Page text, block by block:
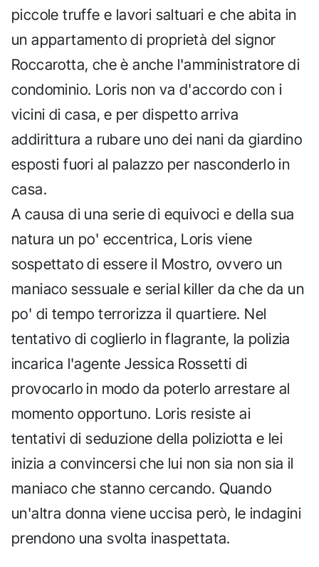
piccole truffe e lavori saltuari e che abita in
un appartamento di proprietà del signor
Roccarotta, che è anche l'amministratore di
condominio. Loris non va d'accordo con i
vicini di casa, e per dispetto arriva
addirittura a rubare uno dei nani da giardino
esposti fuori al palazzo per nasconderlo in
casa.
A causa di una serie di equivoci e della sua
natura un po' eccentrica, Loris viene
sospettato di essere il Mostro, ovvero un
maniaco sessuale e serial killer da che da un
po' di tempo terrorizza il quartiere. Nel
tentativo di coglierlo in flagrante, la polizia
incarica l'agente Jessica Rossetti di
provocarlo in modo da poterlo arrestare al
momento opportuno. Loris resiste ai
tentativi di seduzione della poliziotta e lei
inizia a convincersi che lui non sia non sia il
maniaco che stanno cercando. Quando
un'altra donna viene uccisa però, le indagini
prendono una svolta inaspettata.